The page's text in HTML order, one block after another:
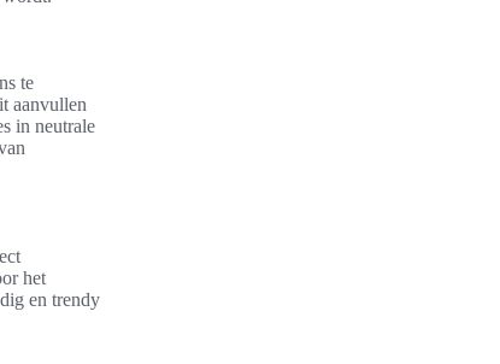
te
aanvullen
in neutrale
het
en trendy